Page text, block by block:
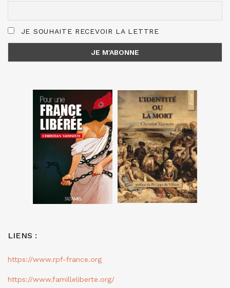
JE SOUHAITE RECEVOIR LA LETTRE
LIENS :
https://www.rpf-france.org
https://www.familleliberte.org/